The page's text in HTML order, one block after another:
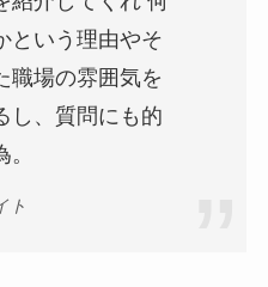
という理由やそ
職場の雰囲気を
し、質問にも的
ト